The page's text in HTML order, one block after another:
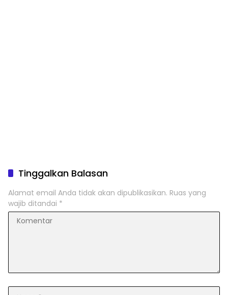
Tinggalkan Balasan
Alamat email Anda tidak akan dipublikasikan. Ruas yang
wajib ditandai *